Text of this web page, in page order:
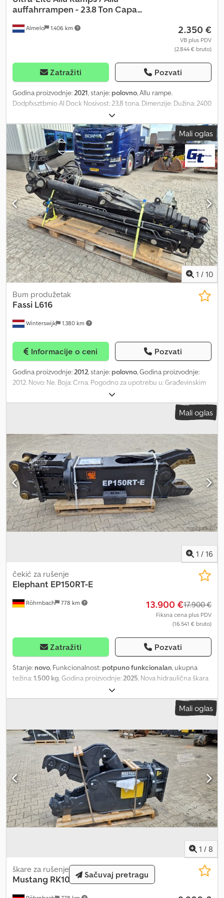
Almelo 1.406 km
auffahrrampen - 23.8 Ton Capa...
2.350 €
VB plus PDV
(2.844 € bruto)
Zatražiti Pozvati
Godina proizvodnje:2021, stanje: polovno, Allu rampe.
Dodpfxsztbmio Al Dock Nosivost: 23,8 tona. Dimenzije: Dužina: 2400
mm. Širina: 450 mm. Debljina: 140 mm. Cena po setu od 2 komada!
Opšti uslovi poslovanja kompanije Heinhuis važe za sve oglase,
ponude i kalkulacije kompanije Heinhuis, sve ugovore koje je
zaključila kompanija Heinhuis i pregovore koji prethode njima.
Svakim oblikom odgovora prihvatate primenljivost Opštih uslova
poslovanja kompanije Heinhuis i izjavljujete da ste upoznati sa
ovim Opštim uslovima poslovanja. Naše cene su izvozne neto
cene. = Dodatne informacije = Godina proizvodnje: 2021. Novo: Ne.
Pogodno za upotrebu sa: Kamionima. = Informacije o kompaniji =
Za više informacija:
Mali oglas
1 / 10
Winterswijk 1.380 km
Bum produžetak
Fassi L616
Informacije o ceni Pozvati
Godina proizvodnje:2012, stanje: polovno, Godina proizvodnje:
2012. Novo: Ne. Boja: Crna. Pogodno za upotrebu u: Građevinskim
mašinama. Opšte stanje: Dobro. Tehničko stanje: Dobro. Vizuelno
stanje: Dobro. Cena: Na upit. Za dodatne informacije, obratite se
Klaasu Gerritsu, Peteru Gerritsu ili gospodinu Gerritsu. DjdpfxMali oglas
1 / 16
Röhrnbach 778 km
čekić za rušenje
Elephant EP150RT-E
13.900 €17.900 €
Fiksna cena plus PDV
(16.541 € bruto)
Zatražiti Pozvati
Stanje: novo, Funkcionalnost: potpuno funkcionalan, ukupna
težina:1.500 kg, Godina proizvodnje:2025, Nova hidraulična škara
za bagere od 14 tona, rotacija za 360 stepeni, dodatna oprema,
Hardox čelik, Dedpfsydnuiex Al Djck CE oznaka. Težina: 1500 kg.
Mali oglas
1 / 8
škare za rušenje
Mustang RK10 Sačuvaj pretragu